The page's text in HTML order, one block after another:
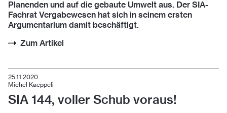
Planenden und auf die gebaute Umwelt aus. Der SIA-
Fachrat Vergabewesen hat sich in seinem ersten
Argumentarium damit beschäftigt.
Zum Artikel
25.11.2020
Michel Kaeppeli
SIA 144, voller Schub voraus!